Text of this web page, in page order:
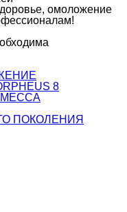
омоложение
8
ПОКОЛЕНИЯ